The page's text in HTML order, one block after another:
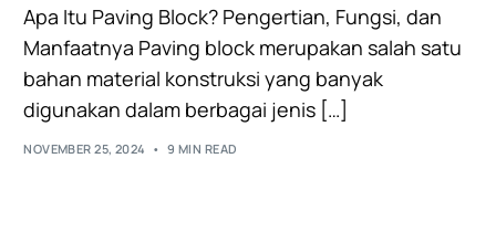
Apa Itu Paving Block? Pengertian, Fungsi, dan
Manfaatnya Paving block merupakan salah satu
bahan material konstruksi yang banyak
digunakan dalam berbagai jenis […]
NOVEMBER 25, 2024 9 MIN READ